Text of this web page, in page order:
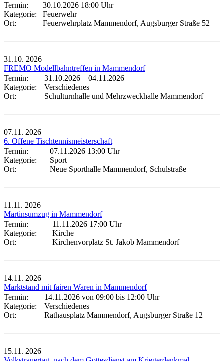
Termin:
30.10.2026 18:00 Uhr
Kategorie:
Feuerwehr
Ort:
Feuerwehrplatz Mammendorf, Augsburger Straße 52
31.10. 2026
FREMO Modellbahntreffen in Mammendorf
Termin:
31.10.2026 – 04.11.2026
Kategorie:
Verschiedenes
Ort:
Schulturnhalle und Mehrzweckhalle Mammendorf
07.11. 2026
6. Offene Tischtennismeisterschaft
Termin:
07.11.2026 13:00 Uhr
Kategorie:
Sport
Ort:
Neue Sporthalle Mammendorf, Schulstraße
11.11. 2026
Martinsumzug in Mammendorf
Termin:
11.11.2026 17:00 Uhr
Kategorie:
Kirche
Ort:
Kirchenvorplatz St. Jakob Mammendorf
14.11. 2026
Marktstand mit fairen Waren in Mammendorf
Termin:
14.11.2026 von 09:00 bis 12:00 Uhr
Kategorie:
Verschiedenes
Ort:
Rathausplatz Mammendorf, Augsburger Straße 12
15.11. 2026